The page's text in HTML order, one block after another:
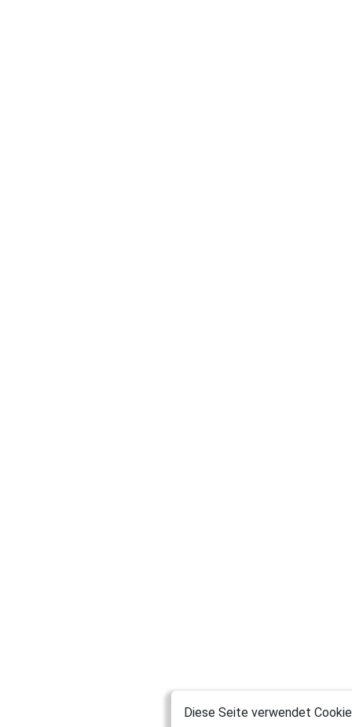
Diese Seite verwendet